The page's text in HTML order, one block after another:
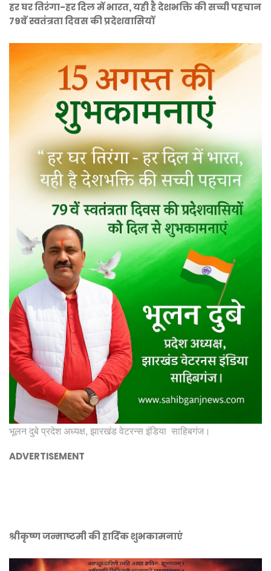
हर घर तिरंगा-हर दिल में भारत, यही है देशभक्ति की सच्ची पहचान
79वें स्वतंत्रता दिवस की प्रदेशवासियों
भूलन दुबे प्रदेश अध्यक्ष, झारखंड वेटरन्स इंडिया साहिबगंज।
ADVERTISEMENT
श्रीकृष्ण जन्माष्टमी की हार्दिक शुभकामनाएं